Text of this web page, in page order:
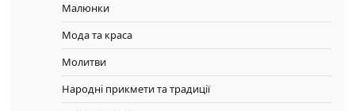
Малюнки
Мода та краса
Молитви
Народні прикмети та традиції